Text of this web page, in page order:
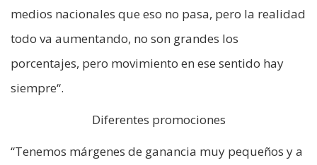
medios nacionales que eso no pasa, pero la realidad
todo va aumentando, no son grandes los
porcentajes, pero movimiento en ese sentido hay
siempre“.
Diferentes promociones
“Tenemos márgenes de ganancia muy pequeños y a